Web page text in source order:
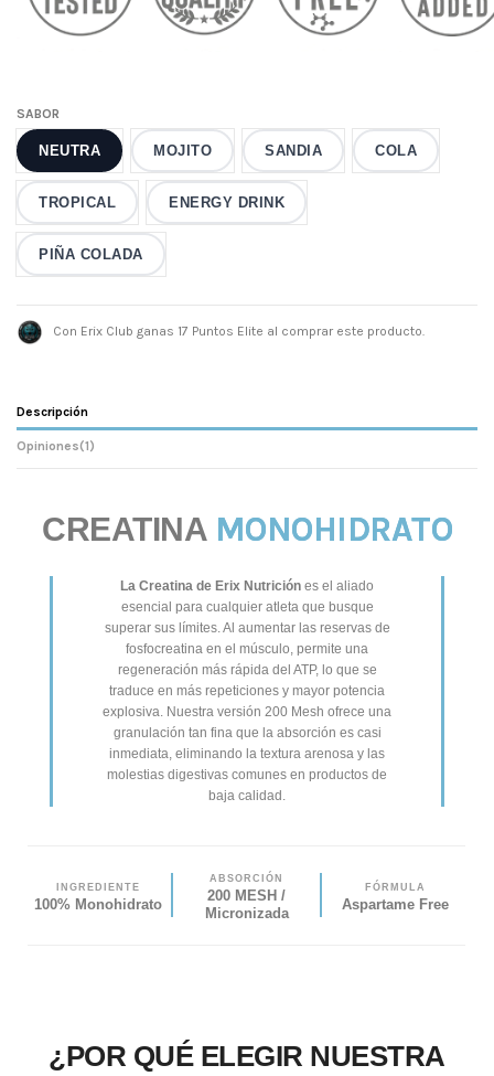
SABOR
NEUTRA MOJITO SANDIA COLA
TROPICAL ENERGY DRINK
PIÑA COLADA
Con Erix Club ganas 17 Puntos Elite al comprar este producto.
Descripción
Opiniones(1)
CREATINA MONOHIDRATO
La Creatina de Erix Nutrición es el aliado
esencial para cualquier atleta que busque
superar sus límites. Al aumentar las reservas de
fosfocreatina en el músculo, permite una
regeneración más rápida del ATP, lo que se
traduce en más repeticiones y mayor potencia
explosiva. Nuestra versión 200 Mesh ofrece una
granulación tan fina que la absorción es casi
inmediata, eliminando la textura arenosa y las
molestias digestivas comunes en productos de
baja calidad.
INGREDIENTE
100% Monohidrato
ABSORCIÓN
200 MESH /
Micronizada
FÓRMULA
Aspartame Free
¿POR QUÉ ELEGIR NUESTRA